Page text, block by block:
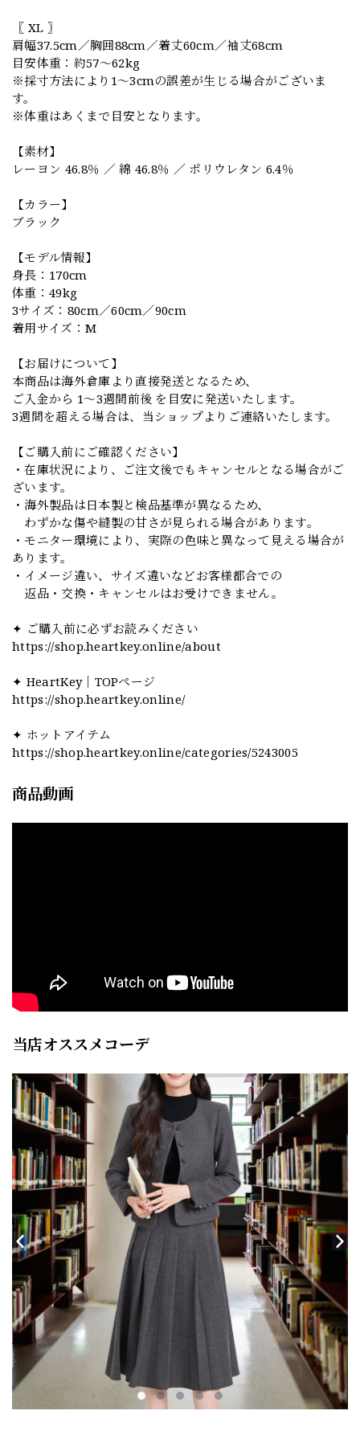
〖 XL 〗
肩幅37.5cm／胸囲88cm／着丈60cm／袖丈68cm
目安体重：約57〜62kg
※採寸方法により1〜3cmの誤差が生じる場合がございま
す。
※体重はあくまで目安となります。
【素材】
レーヨン 46.8％ ／ 綿 46.8％ ／ ポリウレタン 6.4％
【カラー】
ブラック
【モデル情報】
身長：170cm
体重：49kg
3サイズ：80cm／60cm／90cm
着用サイズ：M
【お届けについて】
本商品は海外倉庫より直接発送となるため、
ご入金から 1〜3週間前後 を目安に発送いたします。
3週間を超える場合は、当ショップよりご連絡いたします。
【ご購入前にご確認ください】
・在庫状況により、ご注文後でもキャンセルとなる場合がご
ざいます。
・海外製品は日本製と検品基準が異なるため、
わずかな傷や縫製の甘さが見られる場合があります。
・モニター環境により、実際の色味と異なって見える場合が
あります。
・イメージ違い、サイズ違いなどお客様都合での
返品・交換・キャンセルはお受けできません。
✦ ご購入前に必ずお読みください
https://shop.heartkey.online/about
✦ HeartKey｜TOPページ
https://shop.heartkey.online/
✦ ホットアイテム
https://shop.heartkey.online/categories/5243005
商品動画
当店オススメコーデ